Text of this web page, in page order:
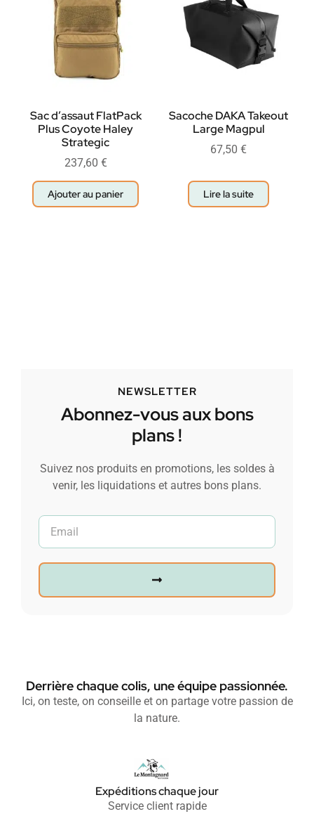
Sac d’assaut FlatPack
Plus Coyote Haley
Strategic
237,60 €
Ajouter au panier
Sacoche DAKA Takeout
Large Magpul
67,50 €
Lire la suite
NEWSLETTER
Abonnez-vous aux bons
plans !
Suivez nos produits en promotions, les soldes à
venir, les liquidations et autres bons plans.
Derrière chaque colis, une équipe passionnée.
Ici, on teste, on conseille et on partage votre passion de
la nature.
Expéditions chaque jour
Service client rapide